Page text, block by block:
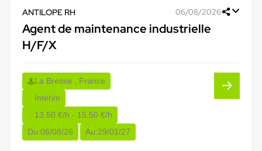
ANTILOPE RH 06/08/2026
Agent de maintenance industrielle
H/F/X
La Bresse , France
Interim
13,50 €/h - 15,50 €/h
Du:06/08/26 Au:29/01/27